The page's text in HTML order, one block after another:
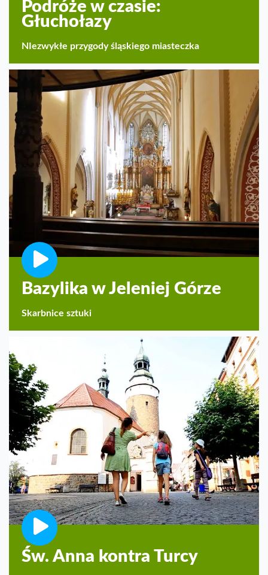
Podróże w czasie:
Głuchołazy
NIezwykłe przygody śląskiego miasteczka
Bazylika w Jeleniej Górze
Skarbnice sztuki
Św. Anna kontra Turcy